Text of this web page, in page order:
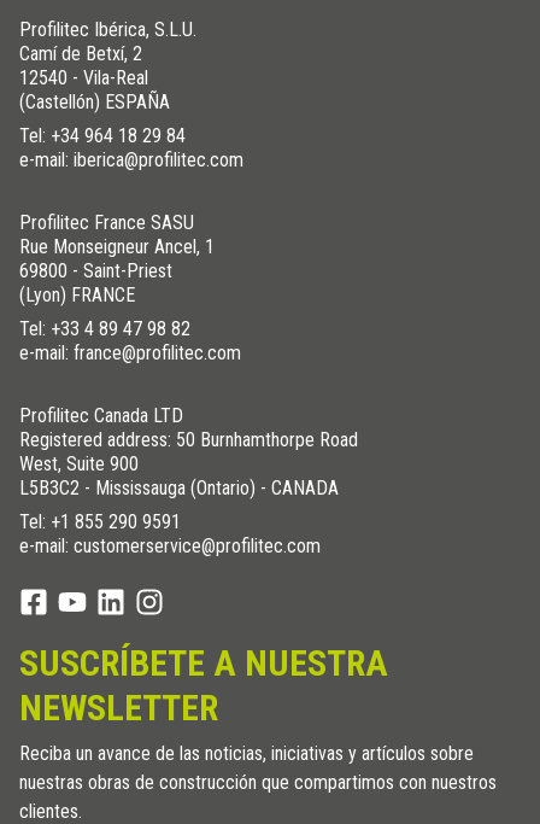
Profilitec Ibérica, S.L.U.
Camí de Betxí, 2
12540 - Vila-Real
(Castellón) ESPAÑA
Tel: +34 964 18 29 84
e-mail: iberica@profilitec.com
Profilitec France SASU
Rue Monseigneur Ancel, 1
69800 - Saint-Priest
(Lyon) FRANCE
Tel: +33 4 89 47 98 82
e-mail: france@profilitec.com
Profilitec Canada LTD
Registered address: 50 Burnhamthorpe Road
West, Suite 900
L5B3C2 - Mississauga (Ontario) - CANADA
Tel: +1 855 290 9591
e-mail: customerservice@profilitec.com
SUSCRÍBETE A NUESTRA
NEWSLETTER
Reciba un avance de las noticias, iniciativas y artículos sobre
nuestras obras de construcción que compartimos con nuestros
clientes.